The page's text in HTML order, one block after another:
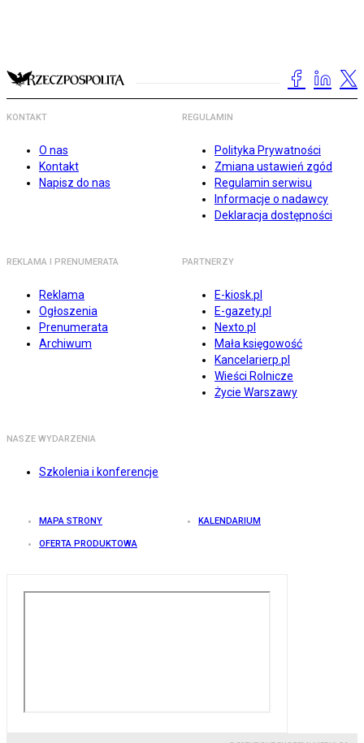
KONTAKT
O nas
Kontakt
Napisz do nas
REGULAMIN
Polityka Prywatności
Zmiana ustawień zgód
Regulamin serwisu
Informacje o nadawcy
Deklaracja dostępności
REKLAMA I PRENUMERATA
Reklama
Ogłoszenia
Prenumerata
Archiwum
PARTNERZY
E-kiosk.pl
E-gazety.pl
Nexto.pl
Mała księgowość
Kancelarierp.pl
Wieści Rolnicze
Życie Warszawy
NASZE WYDARZENIA
Szkolenia i konferencje
MAPA STRONY KALENDARIUM
OFERTA PRODUKTOWA